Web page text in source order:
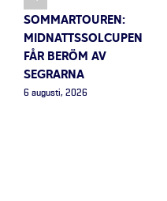
SOMMARTOUREN:
MIDNATTSSOLCUPEN
FÅR BERÖM AV
SEGRARNA
6 augusti, 2026